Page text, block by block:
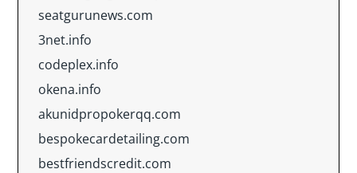
seatgurunews.com
3net.info
codeplex.info
okena.info
akunidpropokerqq.com
bespokecardetailing.com
bestfriendscredit.com